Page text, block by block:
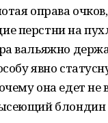
оправа очков,
перстни на
вальяжно
явно
она едет не
блондин